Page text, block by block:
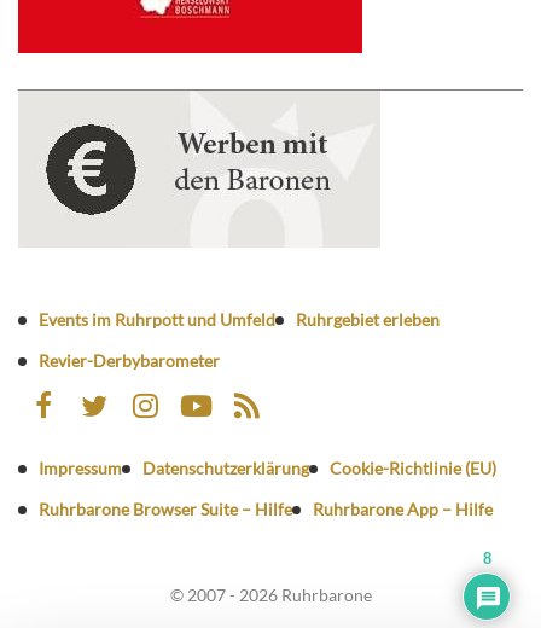
Events im Ruhrpott und Umfeld
Ruhrgebiet erleben
Revier-Derbybarometer
Impressum Datenschutzerklärung
Cookie-Richtlinie (EU)
Ruhrbarone Browser Suite – Hilfe
Ruhrbarone App – Hilfe
© 2007 - 2026 Ruhrbarone
8